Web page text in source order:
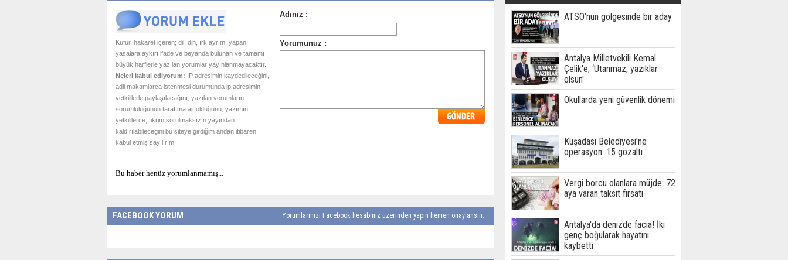
Küfür, hakaret içeren; dil, din, ırk ayrımı yapan;
yasalara aykırı ifade ve beyanda bulunan ve tamamı
büyük harflerle yazılan yorumlar yayınlanmayacaktır.
Neleri kabul ediyorum: IP adresimin kaydedileceğini,
adli makamlarca istenmesi durumunda ip adresimin
yetkililerle paylaşılacağını, yazılan yorumların
sorumluluğunun tarafıma ait olduğunu, yazımın,
yetkililerce, fikrim sorulmaksızın yayından
kaldırılabileceğini bu siteye girdiğim andan itibaren
kabul etmiş sayılırım.
Bu haber henüz yorumlanmamış...
FACEBOOK YORUM Yorumlarınızı Facebook hesabınız üzerinden yapın hemen onaylansın...
ATSO'nun gölgesinde bir aday
Antalya Milletvekili Kemal
Çelik'e; ‘Utanmaz, yazıklar
olsun'
Okullarda yeni güvenlik dönemi
Kuşadası Belediyesi'ne
operasyon: 15 gözaltı
Vergi borcu olanlara müjde: 72
aya varan taksit fırsatı
Antalya'da denizde facia! İki
genç boğularak hayatını
kaybetti